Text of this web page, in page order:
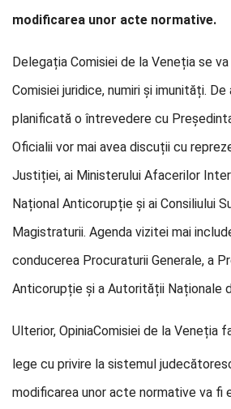
modificarea unor acte normative.
Delegația Comisiei de la Veneția se
Comisiei juridice, numiri și imunități.
planificată o întrevedere cu
Oficialii vor mai avea discuții cu
Justiției, ai Ministerului Afacerilor
Național Anticorupție și ai Consiliului
Magistraturii. Agenda vizitei mai
conducerea Procuraturii Generale, a
Anticorupție și a Autorității Naționale
Ulterior, OpiniaComisiei de la Veneția
lege cu privire la sistemul
modificarea unor acte normative va fi